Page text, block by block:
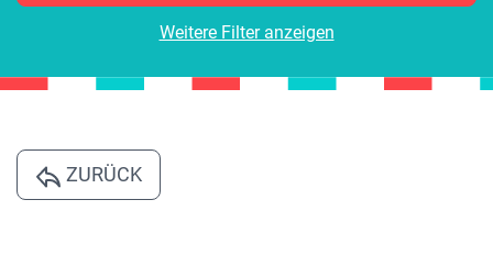
Weitere Filter anzeigen
ZURÜCK